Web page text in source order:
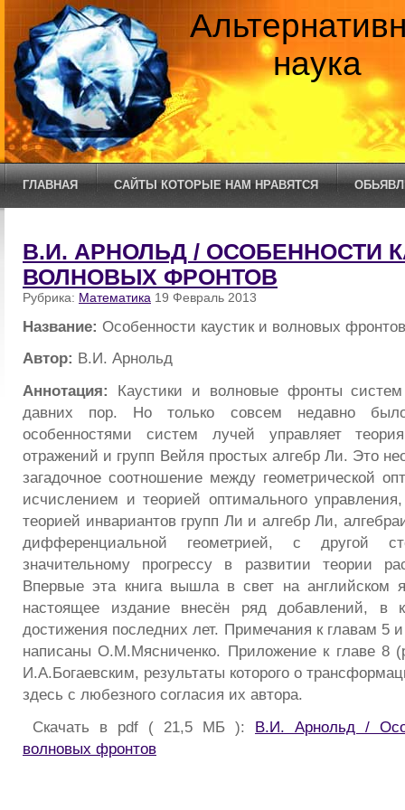
наука
ГЛАВНАЯ САЙТЫ КОТОРЫЕ НАМ НРАВЯТСЯ
В.И. АРНОЛЬД / ОСОБЕННОСТИ
ВОЛНОВЫХ ФРОНТОВ
Рубрика: Математика 19 Февраль 2013
Название: Особенности каустик и волновых фронтов
Автор: В.И. Арнольд
Аннотация: Каустики и волновые фронты
давних пор. Но только совсем недавно
особенностями систем лучей управляет
отражений и групп Вейля простых алгебр Ли. Это
загадочное соотношение между геометрической
исчислением и теорией оптимального
теорией инвариантов групп Ли и алгебр Ли,
дифференциальной геометрией, с другой
значительному прогрессу в развитии теории
Впервые эта книга вышла в свет на английском
настоящее издание внесён ряд добавлений, в
достижения последних лет. Примечания к главам 5
написаны О.М.Мясниченко. Приложение к главе 8
И.А.Богаевским, результаты которого о
здесь с любезного согласия их автора.
Скачать в pdf ( 21,5 МБ ): В.И. Арнольд /
волновых фронтов